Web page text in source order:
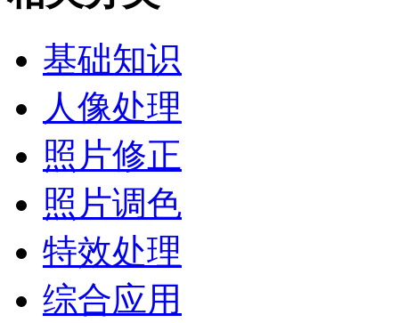
基础知识
人像处理
照片修正
照片调色
特效处理
综合应用